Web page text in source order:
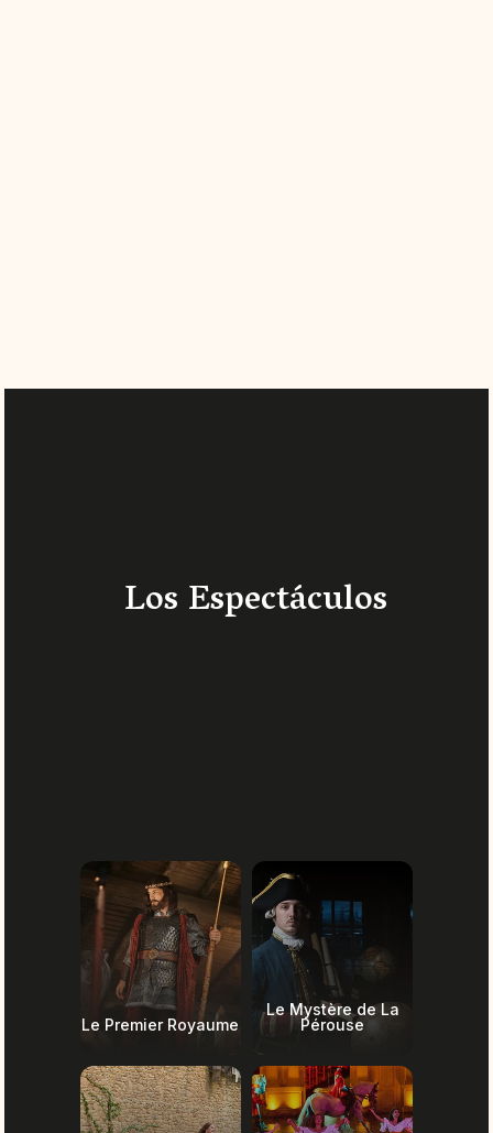
Los Espectáculos
Le Premier Royaume
Le Mystère de La
Pérouse